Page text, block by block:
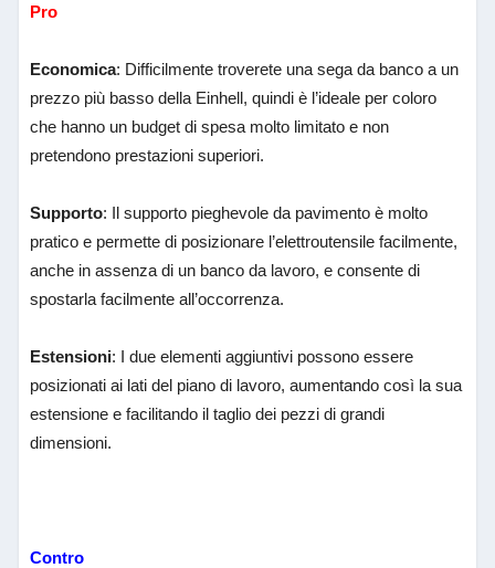
Pro
Economica: Difficilmente troverete una sega da banco a un
prezzo più basso della Einhell, quindi è l’ideale per coloro
che hanno un budget di spesa molto limitato e non
pretendono prestazioni superiori.
Supporto: Il supporto pieghevole da pavimento è molto
pratico e permette di posizionare l’elettroutensile facilmente,
anche in assenza di un banco da lavoro, e consente di
spostarla facilmente all’occorrenza.
Estensioni: I due elementi aggiuntivi possono essere
posizionati ai lati del piano di lavoro, aumentando così la sua
estensione e facilitando il taglio dei pezzi di grandi
dimensioni.
Contro